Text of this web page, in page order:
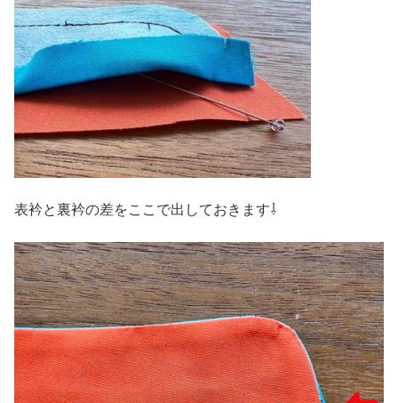
表衿と裏衿の差をここで出しておきます⇩